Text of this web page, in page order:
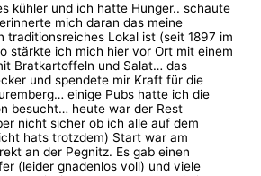
kühler und ich hatte Hunger.. schaute
mich daran das meine
traditionsreiches Lokal ist (seit 1897 im
stärkte ich mich hier vor Ort mit einem
Bratkartoffeln und Salat… das
und spendete mir Kraft für die
einige Pubs hatte ich die
besucht… heute war der Rest
nicht sicher ob ich alle auf dem
hats trotzdem) Start war am
an der Pegnitz. Es gab einen
(leider gnadenlos voll) und viele